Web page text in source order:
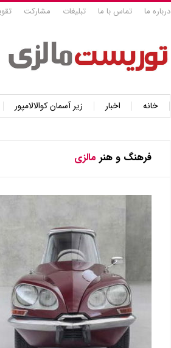
درباره ما تماس با ما تبلیغات مشارکت
خانه اخبار زیر آسمان کوالالامپور
فرهنگ و هنر مالزی